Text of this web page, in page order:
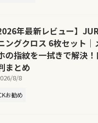
2026年最新レビュー】
ングクロス 6枚セット｜
の指紋を一拭きで解決！
まとめ
8/8
お勧め